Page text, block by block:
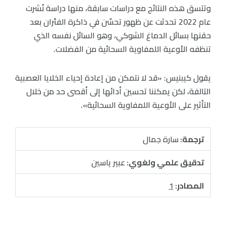
وتتسق هذه النتائج مع دراسات سابقة، منها دراسة نُشرت
عام 2022 تحدثت عن ظهور تحسّن في ذاكرة الفئران بعد
حقنها بسائل الدماغ الشوكي، وهو السائل نفسه الذي
تنظفه الأوعية اللمفاوية السحائية من الفضلات.
يقول كيبنيس: «قد لا نتمكن من إعادة إحياء الخلايا العصبية
التالفة، لكن يمكننا تحسين أدائها إلى أقصى حد من خلال
التأثير على الأوعية اللمفاوية السحائية».
ترجمة:سارة جمال
تدقيق علمي ولغوي:عبير ياسين
المصادر:1